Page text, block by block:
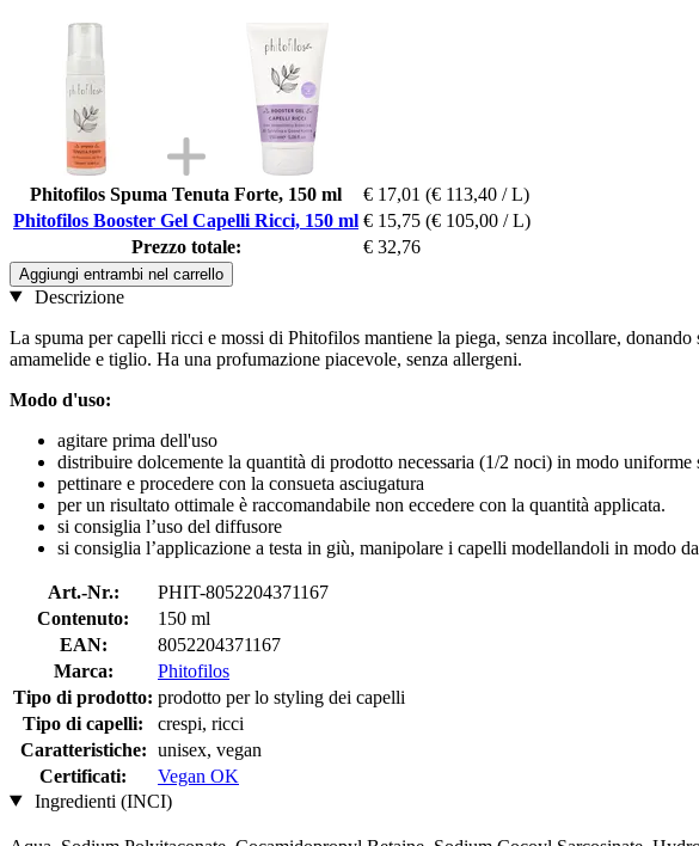
Phitofilos Spuma Tenuta Forte, 150 ml € 17,01 (€ 113,40 / L)
Phitofilos Booster Gel Capelli Ricci, 150 ml € 15,75 (€ 105,00 / L)
Prezzo totale:
€ 32,76
Aggiungi entrambi nel carrello
Descrizione
La spuma per capelli ricci e mossi di Phitofilos mantiene la piega, senza incollare,
amamelide e tiglio. Ha una profumazione piacevole, senza allergeni.
Modo d'uso:
agitare prima dell'uso
distribuire dolcemente la quantità di prodotto necessaria (1/2 noci) in modo uniforme
pettinare e procedere con la consueta asciugatura
per un risultato ottimale è raccomandabile non eccedere con la quantità applicata.
si consiglia l’uso del diffusore
si consiglia l’applicazione a testa in giù, manipolare i capelli modellandoli in modo
Art.-Nr.:
PHIT-8052204371167
Contenuto:
150 ml
EAN:
8052204371167
Marca:
Phitofilos
Tipo di prodotto: prodotto per lo styling dei capelli
Tipo di capelli:
crespi, ricci
Caratteristiche: unisex, vegan
Certificati:
Vegan OK
Ingredienti (INCI)